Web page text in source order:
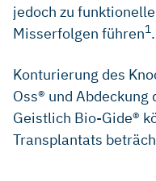
jedoch zu
Misserfolgen führen1.
Konturierung des
Oss® und
Geistlich Bio-Gide®
Transplantats